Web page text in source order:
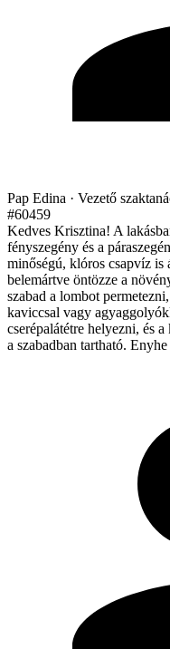
Pap Edina · Vezető
#60459
Kedves Krisztina! A
fényszegény és a
minőségú, klóros csapvíz is
belemártve öntözze a
szabad a lombot
kaviccsal vagy
cserépalátétre helyezni, és
a szabadban tartható.